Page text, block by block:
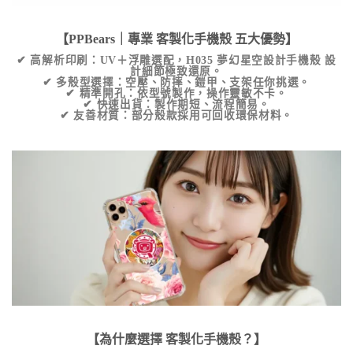
【PPBears｜專業 客製化手機殼五大優勢】
✔ 高解析印刷 ：UV＋浮雕選配， H035 夢幻星空設計手機殼 設
計細節極致還原。
✔ 多殼型選擇 ：空壓、防摔、鎧甲、支架任你挑選。
✔ 精準開孔 ：依型號製作，操作靈敏不卡。
✔ 快速出貨 ：製作期短、流程簡易。
✔ 友善材質 ：部分殼款採用可回收環保材料。
【為什麼選擇 客製化手機殼 ？】